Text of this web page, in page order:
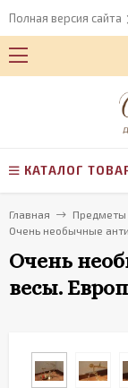
Полная версия сайта
КАТАЛОГ
Главная Предметы
Очень необычные
Очень
весы.